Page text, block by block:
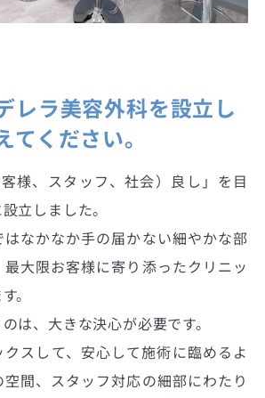
レラ美容外科を設立し
てください。
様、スタッフ、社会）良し」を目
立しました。
なかなか手の届かない細やかな部
大限お客様に寄り添ったクリニッ
。
は、大きな決心が必要です。
スして、安心して施術に臨めるよ
間、スタッフ対応の細部にわたり